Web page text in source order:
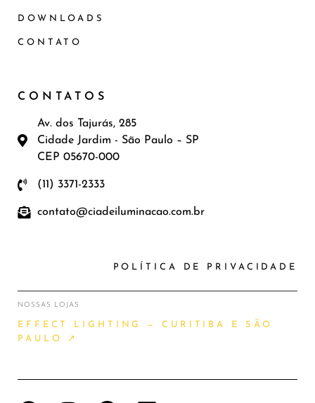
DOWNLOADS
CONTATO
CONTATOS
Av. dos Tajurás, 285
Cidade Jardim - São Paulo – SP
CEP 05670-000
(11) 3371-2333
contato@ciadeiluminacao.com.br
POLÍTICA DE PRIVACIDADE
NOSSAS LOJAS
EFFECT LIGHTING — CURITIBA E SÃO
PAULO ↗